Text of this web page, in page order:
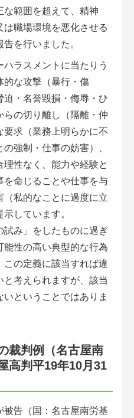
な範囲を超えて、精神
職場環境を悪化させる
を行いました。
ラスメントに当たりう
な攻撃（暴行・傷
・名誉毀損・侮辱・ひ
の切り離し（隔離・仲
求（業務上明らかに不
強制・仕事の妨害）、
性なく、能力や経験と
を命じることや仕事を与
私的なことに過度に立
しています。
試み」をしたものに過ぎ
能性の高い典型的な行為
この定義に該当すれば違
考えられますが、該当
ということではありま
裁判例（名古屋南
高判平19年10月31
被告（国：名古屋南労基